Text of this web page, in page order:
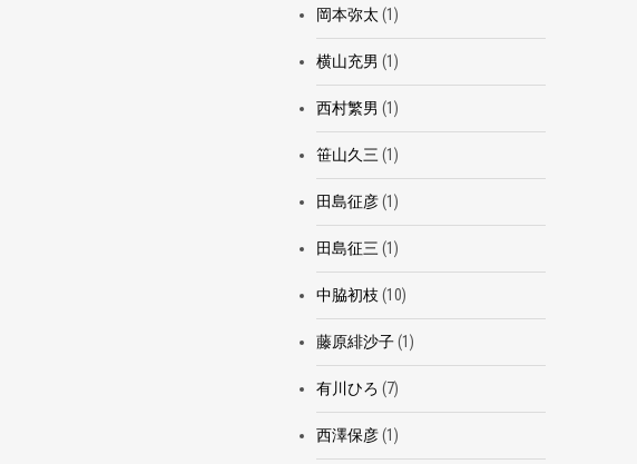
岡本弥太 (1)
横山充男 (1)
西村繁男 (1)
笹山久三 (1)
田島征彦(1)
田島征三 (1)
中脇初枝 (10)
藤原緋沙子(1)
有川ひろ (7)
西澤保彦(1)